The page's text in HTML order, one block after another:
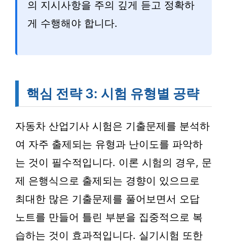
의 지시사항을 주의 깊게 듣고 정확하
게 수행해야 합니다.
핵심 전략 3: 시험 유형별 공략
자동차 산업기사 시험은 기출문제를 분석하
여 자주 출제되는 유형과 난이도를 파악하
는 것이 필수적입니다. 이론 시험의 경우, 문
제 은행식으로 출제되는 경향이 있으므로
최대한 많은 기출문제를 풀어보면서 오답
노트를 만들어 틀린 부분을 집중적으로 복
습하는 것이 효과적입니다. 실기시험 또한